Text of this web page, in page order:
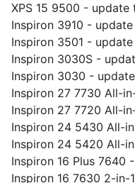
XPS 15 9500 - update
Inspiron 3910 -
Inspiron 3501 -
Inspiron 3030S -
Inspiron 3030 - update
Inspiron 27 7730 All-
Inspiron 27 7720 All-
Inspiron 24 5430 All-
Inspiron 24 5420 All-
Inspiron 16 Plus 7640
Inspiron 16 7630 2-in-